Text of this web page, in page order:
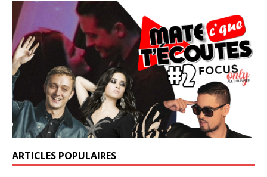
ARTICLES POPULAIRES